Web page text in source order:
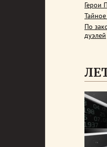
Герои
По
дуэлей